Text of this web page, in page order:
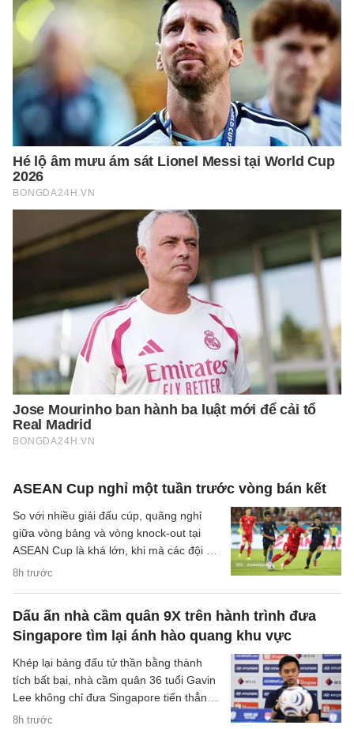
ASEAN Cup nghỉ một tuần trước vòng bán kết
8h trước
So với nhiều giải đấu cúp, quãng nghỉ
giữa vòng bảng và vòng knock-out tại
ASEAN Cup là khá lớn, khi mà các đội sẽ
có quãng nghỉ lên tới một tuần cho các
Dấu ấn nhà cầm quân 9X trên hành trình đưa
Singapore tìm lại ánh hào quang khu vực
8h trước
Khép lại bảng đấu tử thần bằng thành
tích bất bại, nhà cầm quân 36 tuổi Gavin
Lee không chỉ đưa Singapore tiến thẳng
vào bán kết ASEAN Cup 2026, mà còn